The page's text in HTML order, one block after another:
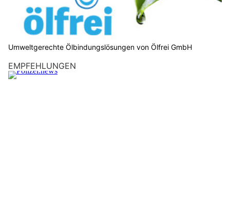
Umweltgerechte Ölbindungslösungen von Ölfrei GmbH
EMPFEHLUNGEN